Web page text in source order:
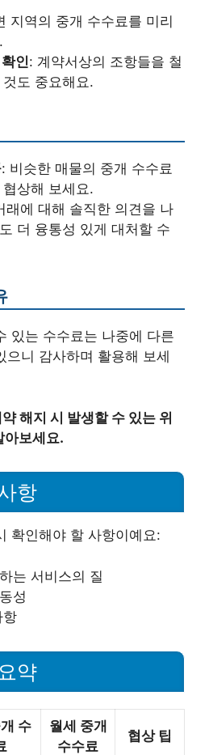
지역의 중개 수수료를 미리
인: 계약서상의 조항들을 철
도 중요해요.
: 비슷한 매물의 중개 수수료
상해 보세요.
래에 대해 솔직한 의견을 나
더 융통성 있게 대처할 수
있는 수수료는 나중에 다른
으니 감사하며 활용해 보세
해지 시 발생할 수 있는 위
아보세요.
항
확인해야 할 사항이예요:
는 서비스의 질
성
항
약
수
월세 중개
수수료
협상 팁